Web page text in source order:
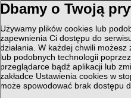
Dbamy o Twoją
Używamy plików cookies lub
zapewnienia Ci dostępu do
działania. W każdej chwili
lub podobnych technologii
przeglądarce bądź aplikacji lub
zakładce Ustawienia cookies w
może spowodować brak dostępu